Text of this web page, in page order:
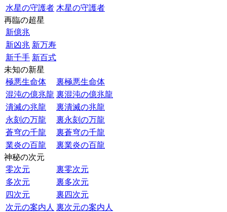
水星の守護者 木星の守護者
再臨の超星
新億兆
新凶兆 新万寿
新千手 新百式
未知の新星
極悪生命体
裏極悪生命体
混沌の億兆龍 裏混沌の億兆龍
潰滅の兆龍
裏潰滅の兆龍
永刻の万龍
裏永刻の万龍
蒼穹の千龍
裏蒼穹の千龍
業炎の百龍
裏業炎の百龍
神秘の次元
零次元
裏零次元
多次元
裏多次元
四次元
裏四次元
次元の案内人 裏次元の案内人